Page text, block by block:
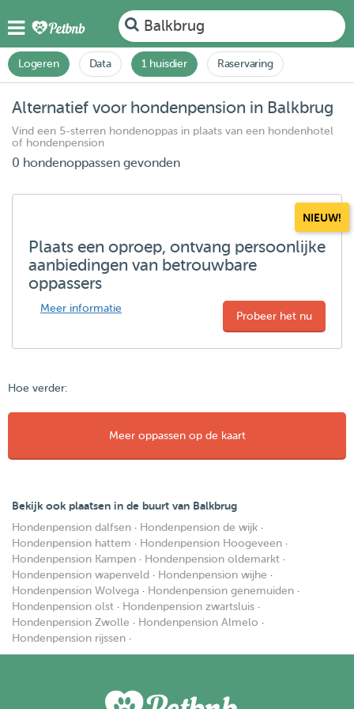
Balkbrug
Logeren Data 1 huisdier Raservaring
Alternatief voor hondenpension in Balkbrug
Vind een 5-sterren hondenoppas in plaats van een hondenhotel
of hondenpension
0 hondenoppassen gevonden
NIEUW!
Plaats een oproep, ontvang persoonlijke
aanbiedingen van betrouwbare
oppassers
Meer informatie
Probeer het nu
Hoe verder:
Meer oppassen op de kaart
Bekijk ook plaatsen in de buurt van Balkbrug
Hondenpension dalfsen · Hondenpension de wijk ·
Hondenpension hattem · Hondenpension Hoogeveen ·
Hondenpension Kampen · Hondenpension oldemarkt ·
Hondenpension wapenveld · Hondenpension wijhe ·
Hondenpension Wolvega · Hondenpension genemuiden ·
Hondenpension olst · Hondenpension zwartsluis ·
Hondenpension Zwolle · Hondenpension Almelo ·
Hondenpension rijssen ·